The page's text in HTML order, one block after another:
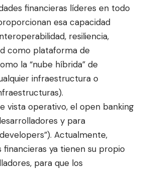
financieras líderes en todo
esa capacidad
resiliencia,
como plataforma de
la “nube híbrida” de
infraestructura o
vista operativo, el open banking
y para
Actualmente,
financieras ya tienen su propio
para que los